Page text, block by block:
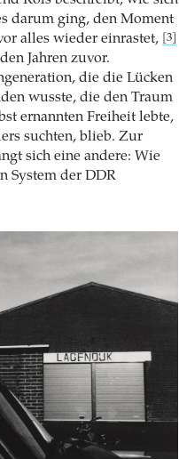
darum ging, den Moment
alles wieder einrastet,
[3]
Jahren zuvor.
die die Lücken
wusste, die den Traum
ernannten Freiheit lebte,
suchten, blieb. Zur
sich eine andere: Wie
System der DDR